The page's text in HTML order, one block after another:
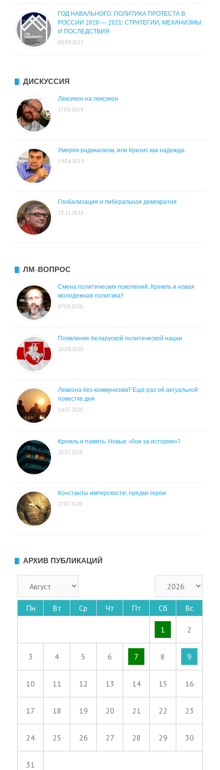
ГОД НАВАЛЬНОГО. ПОЛИТИКА ПРОТЕСТА В
РОССИИ 2020 — 2021: СТРАТЕГИИ, МЕХАНИЗМЫ
И ПОСЛЕДСТВИЯ
08.09.2021
ДИСКУССИЯ
Лексикон на лексикон
17.06.2019
Умеряя радикализм, или Кризис как надежда.
29.04.2019
Глобализация и либеральная демократия
23.11.2018
ЛМ-ВОПРОС
Смена политических поколений. Кремль и новая
молодежная политика?
07.08.2020
Появление беларуской политической нации
10.08.2020
Левизна без коммунизма? Ещё раз об актуальной
повестке дня
14.07.2020
Кремль и память. Новые «бои за историю»?
20.07.2020
Константы имперскости: предки-герои
27.07.2020
АРХИВ ПУБЛИКАЦИЙ
Пн Вт Ср Чт Пт Сб Вс
1 2
3 4 5 6 7 8 9
10 11 12 13 14 15 16
17 18 19 20 21 22 23
24 25 26 27 28 29 30
31